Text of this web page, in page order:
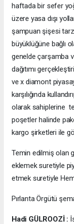
haftada bir sefer
üzere yasa dışı
şampuan şişesi
büyüklüğüne bağlı
genelde çarşamba
dağıtımı
ve x diamont
karşılığında
olarak sahiplerine
poşetler halinde
kargo şirketleri ile
Temin edilmiş olan
eklemek suretiyle
etmek suretiyle Hem
Pırlanta Örgütü
Hadi GÜLROOZİ :